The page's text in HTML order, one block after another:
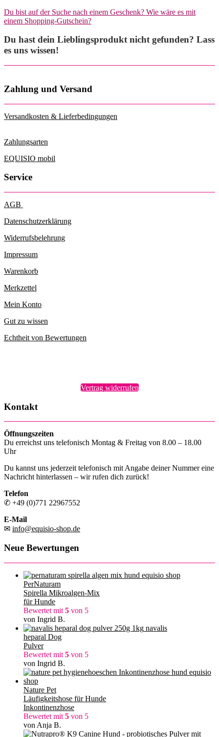
Varianten
auf.
Optionen
der
gewählt
werden
Du bist auf der Suche nach einem Geschenk? Wie wäre es mit
einem Shopping-Gutschein?
Du hast dein Lieblingsprodukt nicht gefunden? Lass
es uns wissen!
Zahlung und Versand
Versandkosten & Lieferbedingungen
Zahlungsarten
EQUISIO mobil
Service
AGB
Datenschutzerklärung
Widerrufsbelehrung
Impressum
Warenkorb
Merkzettel
Mein Konto
Gut zu wissen
Echtheit von Bewertungen
Vertrag widerrufen
Kontakt
Öffnungszeiten
Du erreichst uns telefonisch Montag & Freitag von 8.00 – 18.00
Uhr
Du kannst uns jederzeit telefonisch mit Angabe deiner Nummer eine
Nachricht hinterlassen – wir rufen dich zurück!
Telefon
✆ +49 (0)771 22967552
E-Mail
✉ info@equisio-shop.de
Neue Bewertungen
PerNaturam
Spirella Mikroalgen-Mix
für Hunde
Bewertet mit 5 von 5
von Ingrid B.
navalis
heparal Dog
Pulver
Bewertet mit 5 von 5
von Ingrid B.
Nature Pet
Läufigkeitshose für Hunde
Inkontinenzhose
Bewertet mit 5 von 5
von Anja B.